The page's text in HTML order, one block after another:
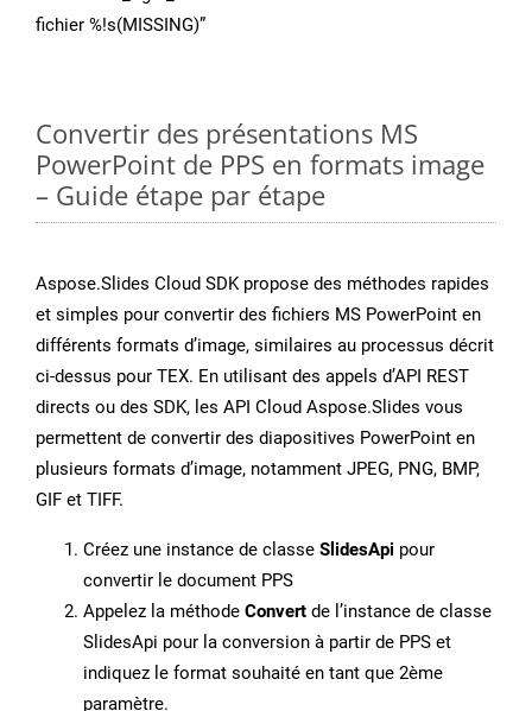
fichier %!s(MISSING)”
Convertir des présentations MS
PowerPoint de PPS en formats image
– Guide étape par étape
Aspose.Slides Cloud SDK propose des méthodes rapides
et simples pour convertir des fichiers MS PowerPoint en
différents formats d’image, similaires au processus décrit
ci-dessus pour TEX. En utilisant des appels d’API REST
directs ou des SDK, les API Cloud Aspose.Slides vous
permettent de convertir des diapositives PowerPoint en
plusieurs formats d’image, notamment JPEG, PNG, BMP,
GIF et TIFF.
Créez une instance de classe SlidesApi pour
convertir le document PPS
Appelez la méthode Convert de l’instance de classe
SlidesApi pour la conversion à partir de PPS et
indiquez le format souhaité en tant que 2ème
paramètre.